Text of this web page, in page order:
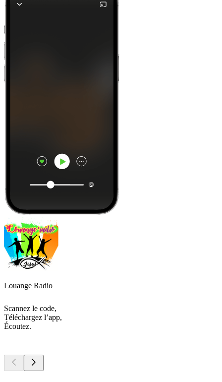
Louange Radio
Scannez le code,
Téléchargez l’app,
Écoutez.